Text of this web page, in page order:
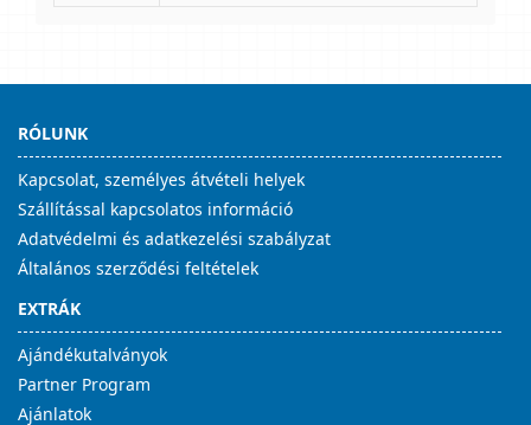
RÓLUNK
Kapcsolat, személyes átvételi helyek
Szállítással kapcsolatos információ
Adatvédelmi és adatkezelési szabályzat
Általános szerződési feltételek
EXTRÁK
Ajándékutalványok
Partner Program
Ajánlatok